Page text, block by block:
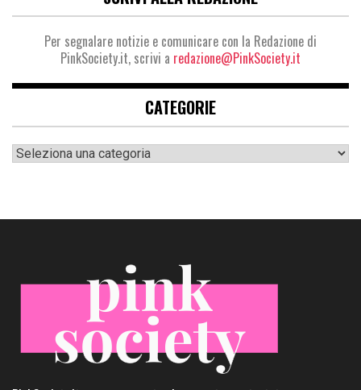
Per segnalare notizie e comunicare con la Redazione di
PinkSociety.it, scrivi a redazione@PinkSociety.it
CATEGORIE
Categorie